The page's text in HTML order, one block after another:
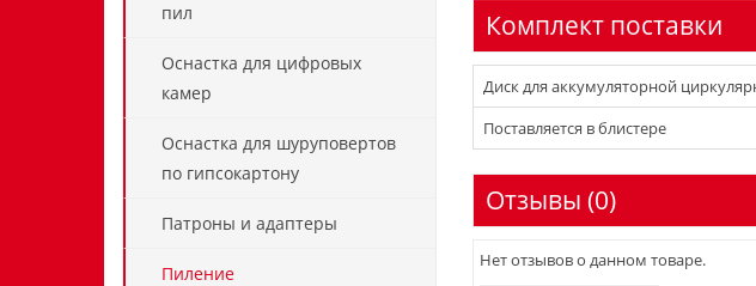
пил
Оснастка для цифровых
камер
Оснастка для шуруповертов
по гипсокартону
Патроны и адаптеры
Пиление
Комплект поставки
Диск для аккумуляторной
Поставляется в блистере
Отзывы (0)
Нет отзывов о данном товаре.